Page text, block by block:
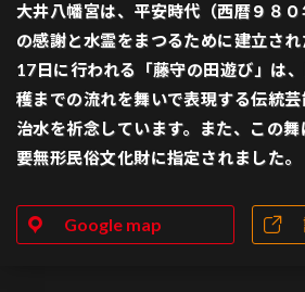
大井八幡宮は、平安時代（西暦９８
の感謝と水霊をまつるために建立さ
17日に行われる「藤守の田遊び」は
穫までの流れを舞いで表現する伝統
治水を祈念しています。また、この
要無形民俗文化財に指定されました。
Google map